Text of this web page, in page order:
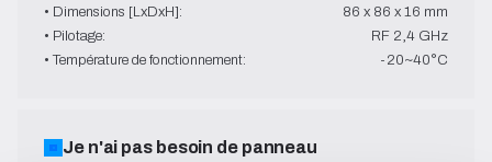
• Dimensions [LxDxH]:
86 x 86 x 16 mm
• Pilotage:
RF 2,4 GHz
• Température de fonctionnement:
-20~40°C
Je n'ai pas besoin de panneau